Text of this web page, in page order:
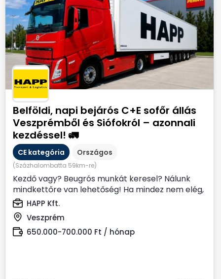
Belföldi, napi bejárós C+E sofőr állás
Veszprémből és Siófokról – azonnali
kezdéssel! 🚛
CE kategória Országos
(Százhalombatta 59km-re)
Kezdő vagy? Beugrós munkát keresel? Nálunk
mindkettőre van lehetőség! Ha mindez nem elég,
akkor honoráljuk...
HAPP Kft.
Veszprém
650.000-700.000 Ft / hónap